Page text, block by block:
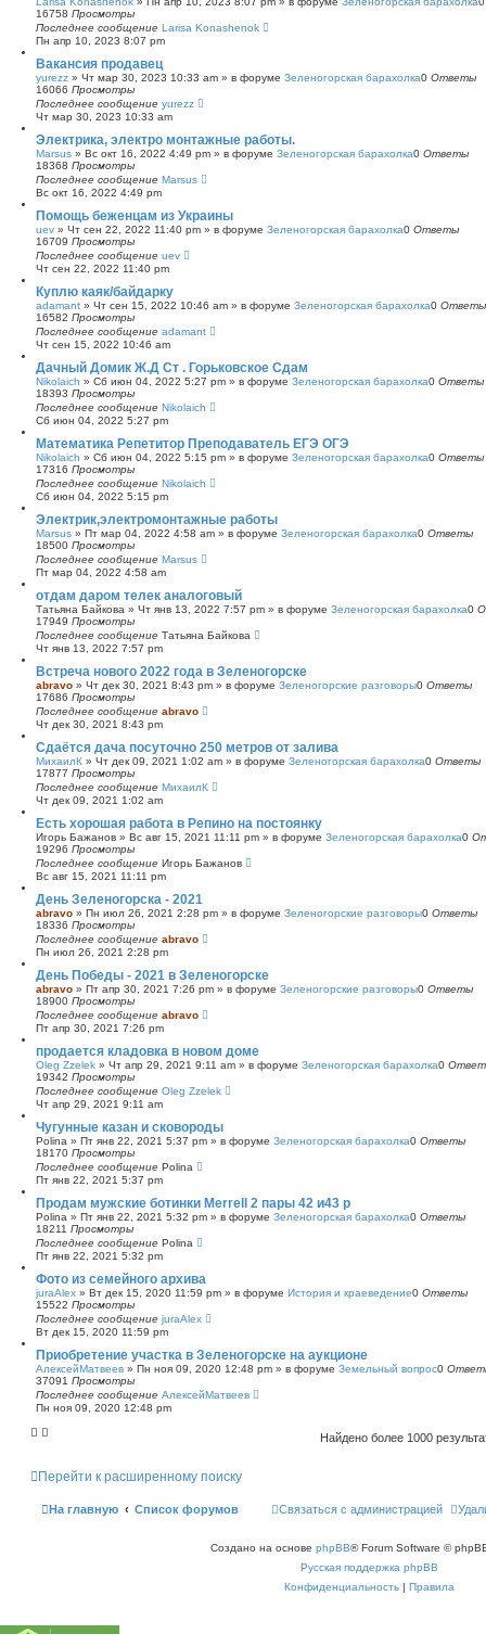
16758 Просмотры
Последнее сообщение Larisa Konashenok
Пн апр 10, 2023 8:07 pm
Вакансия продавец
yurezz » Чт мар 30, 2023 10:33 am » в форуме Зеленогорская барахолка0 Ответы
16066 Просмотры
Последнее сообщение yurezz
Чт мар 30, 2023 10:33 am
Электрика, электро монтажные работы.
Marsus » Вс окт 16, 2022 4:49 pm » в форуме Зеленогорская барахолка0 Ответы
18368 Просмотры
Последнее сообщение Marsus
Вс окт 16, 2022 4:49 pm
Помощь беженцам из Украины
uev » Чт сен 22, 2022 11:40 pm » в форуме Зеленогорская барахолка0 Ответы
16709 Просмотры
Последнее сообщение uev
Чт сен 22, 2022 11:40 pm
Куплю каяк/байдарку
adamant » Чт сен 15, 2022 10:46 am » в форуме Зеленогорская барахолка0 Ответы
16582 Просмотры
Последнее сообщение adamant
Чт сен 15, 2022 10:46 am
Дачный Домик Ж.Д Ст . Горьковское Сдам
Nikolaich » Сб июн 04, 2022 5:27 pm » в форуме Зеленогорская барахолка0 Ответы
18393 Просмотры
Последнее сообщение Nikolaich
Сб июн 04, 2022 5:27 pm
Математика Репетитор Преподаватель ЕГЭ ОГЭ
Nikolaich » Сб июн 04, 2022 5:15 pm » в форуме Зеленогорская барахолка0 Ответы
17316 Просмотры
Последнее сообщение Nikolaich
Сб июн 04, 2022 5:15 pm
Электрик,электромонтажные работы
Marsus » Пт мар 04, 2022 4:58 am » в форуме Зеленогорская барахолка0 Ответы
18500 Просмотры
Последнее сообщение Marsus
Пт мар 04, 2022 4:58 am
отдам даром телек аналоговый
Татьяна Байкова » Чт янв 13, 2022 7:57 pm » в форуме Зеленогорская барахолка0
17949 Просмотры
Последнее сообщение Татьяна Байкова
Чт янв 13, 2022 7:57 pm
Встреча нового 2022 года в Зеленогорске
abravo » Чт дек 30, 2021 8:43 pm » в форуме Зеленогорские разговоры0 Ответы
17686 Просмотры
Последнее сообщение abravo
Чт дек 30, 2021 8:43 pm
Сдаётся дача посуточно 250 метров от залива
МихаилК » Чт дек 09, 2021 1:02 am » в форуме Зеленогорская барахолка0 Ответы
17877 Просмотры
Последнее сообщение МихаилК
Чт дек 09, 2021 1:02 am
Есть хорошая работа в Репино на постоянку
Игорь Бажанов » Вс авг 15, 2021 11:11 pm » в форуме Зеленогорская барахолка0
19296 Просмотры
Последнее сообщение Игорь Бажанов
Вс авг 15, 2021 11:11 pm
День Зеленогорска - 2021
abravo » Пн июл 26, 2021 2:28 pm » в форуме Зеленогорские разговоры0 Ответы
18336 Просмотры
Последнее сообщение abravo
Пн июл 26, 2021 2:28 pm
День Победы - 2021 в Зеленогорске
abravo » Пт апр 30, 2021 7:26 pm » в форуме Зеленогорские разговоры0 Ответы
18900 Просмотры
Последнее сообщение abravo
Пт апр 30, 2021 7:26 pm
продается кладовка в новом доме
Oleg Zzelek » Чт апр 29, 2021 9:11 am » в форуме Зеленогорская барахолка0
19342 Просмотры
Последнее сообщение Oleg Zzelek
Чт апр 29, 2021 9:11 am
Чугунные казан и сковороды
Polina » Пт янв 22, 2021 5:37 pm » в форуме Зеленогорская барахолка0 Ответы
18170 Просмотры
Последнее сообщение Polina
Пт янв 22, 2021 5:37 pm
Продам мужские ботинки Merrell 2 пары 42 и43 р
Polina » Пт янв 22, 2021 5:32 pm » в форуме Зеленогорская барахолка0 Ответы
18211 Просмотры
Последнее сообщение Polina
Пт янв 22, 2021 5:32 pm
Фото из семейного архива
juraAlex » Вт дек 15, 2020 11:59 pm » в форуме История и краеведение0 Ответы
15522 Просмотры
Последнее сообщение juraAlex
Вт дек 15, 2020 11:59 pm
Приобретение участка в Зеленогорске на аукционе
АлексейМатвеев » Пн ноя 09, 2020 12:48 pm » в форуме Земельный вопрос0
37091 Просмотры
Последнее сообщение АлексейМатвеев
Пн ноя 09, 2020 12:48 pm
Найдено более 1000
Перейти к расширенному поиску
На главную Список форумов Связаться с администрацией
Создано на основе phpBB® Forum Software ©
Русская поддержка phpBB
Конфиденциальность | Правила